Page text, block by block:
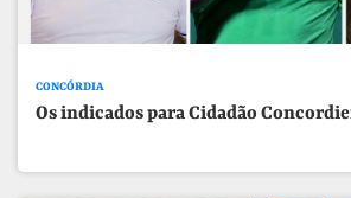
CONCÓRDIA
Os indicados para Cidadão